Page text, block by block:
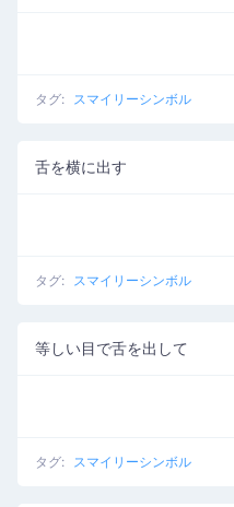
タグ: スマイリーシンボル
舌を横に出す
タグ: スマイリーシンボル
等しい目で舌を出して
タグ: スマイリーシンボル